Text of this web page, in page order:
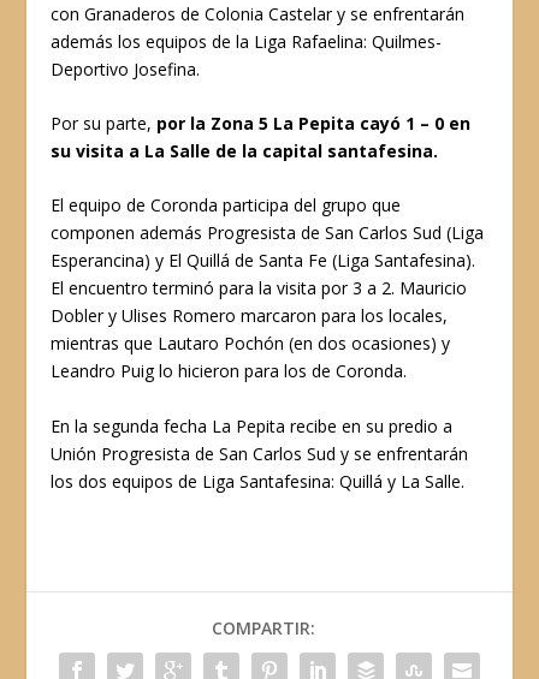
con Granaderos de Colonia Castelar y se enfrentarán
además los equipos de la Liga Rafaelina: Quilmes-
Deportivo Josefina.
Por su parte, por la Zona 5 La Pepita cayó 1 – 0 en
su visita a La Salle de la capital santafesina.
El equipo de Coronda participa del grupo que
componen además Progresista de San Carlos Sud (Liga
Esperancina) y El Quillá de Santa Fe (Liga Santafesina).
El encuentro terminó para la visita por 3 a 2. Mauricio
Dobler y Ulises Romero marcaron para los locales,
mientras que Lautaro Pochón (en dos ocasiones) y
Leandro Puig lo hicieron para los de Coronda.
En la segunda fecha La Pepita recibe en su predio a
Unión Progresista de San Carlos Sud y se enfrentarán
los dos equipos de Liga Santafesina: Quillá y La Salle.
COMPARTIR: